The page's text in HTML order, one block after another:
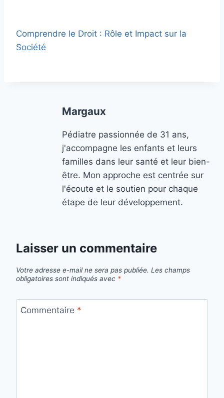
Comprendre le Droit : Rôle et Impact sur la
Société
Margaux
Pédiatre passionnée de 31 ans,
j'accompagne les enfants et leurs
familles dans leur santé et leur bien-
être. Mon approche est centrée sur
l'écoute et le soutien pour chaque
étape de leur développement.
Laisser un commentaire
Votre adresse e-mail ne sera pas publiée. Les champs
obligatoires sont indiqués avec *
Commentaire *